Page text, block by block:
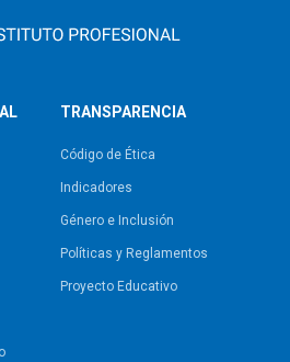
TRANSPARENCIA
Código de Ética
Indicadores
Género e Inclusión
Políticas y Reglamentos​
Proyecto Educativo